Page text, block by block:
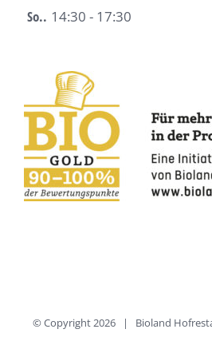
So.. 14:30 - 17:30
© Copyright2026 | Bioland